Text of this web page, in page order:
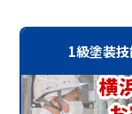
1級塗装